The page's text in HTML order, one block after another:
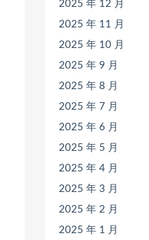
2025 年 12 月
2025 年 11 月
2025 年 10 月
2025 年 9 月
2025 年 8 月
2025 年 7 月
2025 年 6 月
2025 年 5 月
2025 年 4 月
2025 年 3 月
2025 年 2 月
2025 年 1 月